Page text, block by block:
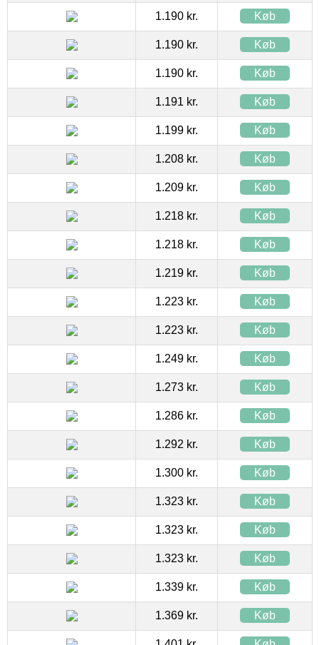
1.190 kr. Køb
1.190 kr. Køb
1.190 kr. Køb
1.191 kr. Køb
1.199 kr. Køb
1.208 kr. Køb
1.209 kr. Køb
1.218 kr. Køb
1.218 kr. Køb
1.219 kr. Køb
1.223 kr. Køb
1.223 kr. Køb
1.249 kr. Køb
1.273 kr. Køb
1.286 kr. Køb
1.292 kr. Køb
1.300 kr. Køb
1.323 kr. Køb
1.323 kr. Køb
1.323 kr. Køb
1.339 kr. Køb
1.369 kr. Køb